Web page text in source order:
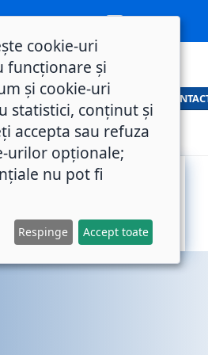
cookie-uri
funcționare și
și cookie-uri
statistici, conținut și
accepta sau refuza
urilor opționale;
nu pot fi
Respinge Accept toate